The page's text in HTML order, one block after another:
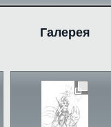
Галерея